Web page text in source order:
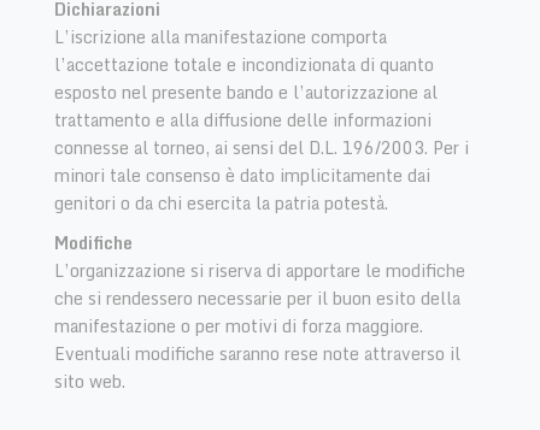
Dichiarazioni
L’iscrizione alla manifestazione comporta
l’accettazione totale e incondizionata di quanto
esposto nel presente bando e l’autorizzazione al
trattamento e alla diffusione delle informazioni
connesse al torneo, ai sensi del D.L. 196/2003. Per i
minori tale consenso è dato implicitamente dai
genitori o da chi esercita la patria potestà.
Modifiche
L’organizzazione si riserva di apportare le modifiche
che si rendessero necessarie per il buon esito della
manifestazione o per motivi di forza maggiore.
Eventuali modifiche saranno rese note attraverso il
sito web.